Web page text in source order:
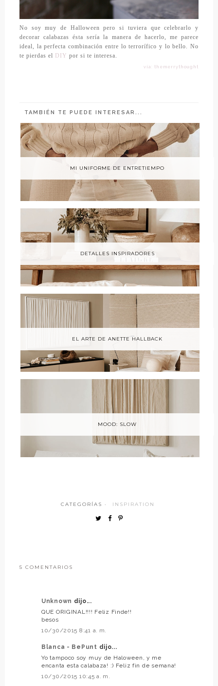
No soy muy de Halloween pero si tuviera que celebrarlo y
decorar calabazas ésta sería la manera de hacerlo, me parece
ideal, la perfecta combinación entre lo terrorífico y lo bello. No
te pierdas el DIY por si te interesa.
vía: themerrythought
TAMBIÉN TE PUEDE INTERESAR...
MI UNIFORME DE ENTRETIEMPO
DETALLES INSPIRADORES
EL ARTE DE ANETTE HALLBACK
MOOD: SLOW
CATEGORÍAS · INSPIRATION
5 COMENTARIOS
Unknown dijo...
QUE ORIGINAL!!!! Feliz Finde!!
besos
10/30/2015 8:41 a. m.
Blanca - BePunt dijo...
Yo tampoco soy muy de Haloween, y me
encanta esta calabaza! :) Feliz fin de semana!
10/30/2015 10:45 a. m.